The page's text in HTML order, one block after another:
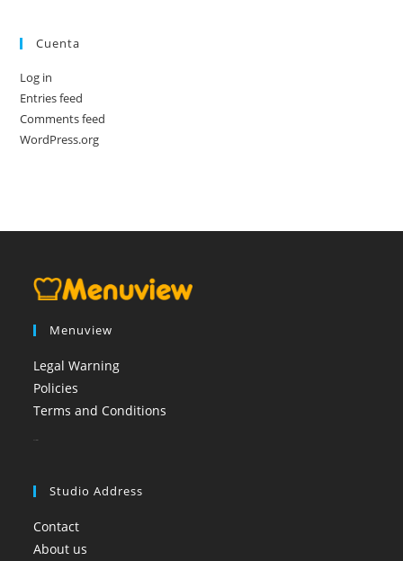
Cuenta
Log in
Entries feed
Comments feed
WordPress.org
Menuview
Legal Warning
Policies
Terms and Conditions
Studio Address
Contact
About us